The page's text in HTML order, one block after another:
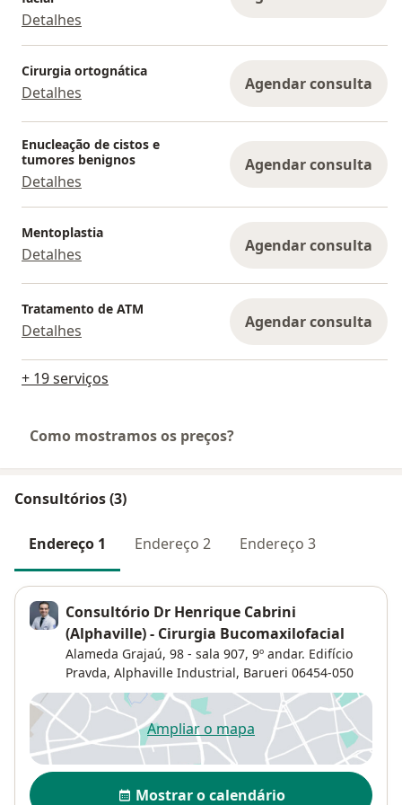
Hospital Santa Paula;
Hospital Vitória;
Hospital Metropolitano da Lapa;
Hospital Paulo Sacramento - Jundiaí;
Hospital Santa Elisa - Jundiaí;
Hospital Unimed - Campinas e Jundiaí;
Hospital Vivalle - São José dos Campos;
Hospital Santos Dummont - São José dos Campos;
Hospital Orto - São José dos Campos.
Detalhes
Cirurgia ortognática
Detalhes Agendar consulta
Enucleação de cistos e
tumores benignos
Detalhes
Agendar consulta
Mentoplastia
Detalhes Agendar consulta
Tratamento de ATM
Detalhes Agendar consulta
+ 19 serviços
Como mostramos os preços?
Consultórios (3)
Endereço 1 Endereço 2 Endereço 3
Consultório Dr Henrique Cabrini
(Alphaville) - Cirurgia Bucomaxilofacial
Alameda Grajaú, 98 - sala 907, 9º andar. Edifício
Pravda, Alphaville Industrial, Barueri 06454-050
Ampliar o mapaabre num novo separador
Disponibilidade
Mostrar o calendário